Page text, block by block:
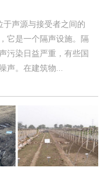
声源与接受者之间的
它是一个隔声设施。隔
污染日益严重，有些国
声。在建筑物...